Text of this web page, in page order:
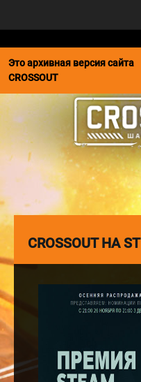
Это архивная версия сайта
CROSSOUT
CROSSOUT НА